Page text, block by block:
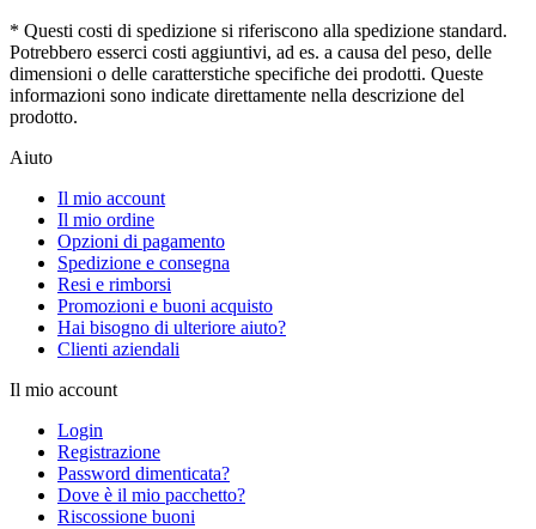
* Questi costi di spedizione si riferiscono alla spedizione standard.
Potrebbero esserci costi aggiuntivi, ad es. a causa del peso, delle
dimensioni o delle caratterstiche specifiche dei prodotti. Queste
informazioni sono indicate direttamente nella descrizione del
prodotto.
Aiuto
Il mio account
Il mio ordine
Opzioni di pagamento
Spedizione e consegna
Resi e rimborsi
Promozioni e buoni acquisto
Hai bisogno di ulteriore aiuto?
Clienti aziendali
Il mio account
Login
Registrazione
Password dimenticata?
Dove è il mio pacchetto?
Riscossione buoni